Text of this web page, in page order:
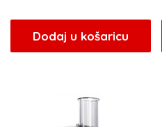
Dodaj u košaricu